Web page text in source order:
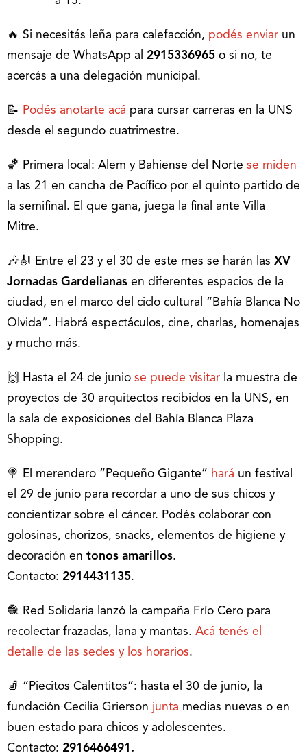
🔥 Si necesitás leña para calefacción, podés enviar un
mensaje de WhatsApp al 2915336965 o si no, te
acercás a una delegación municipal.
📝 Podés anotarte acá para cursar carreras en la UNS
desde el segundo cuatrimestre.
🏀 Primera local: Alem y Bahiense del Norte se miden
a las 21 en cancha de Pacífico por el quinto partido de
la semifinal. El que gana, juega la final ante Villa
Mitre.
🎶🎻 Entre el 23 y el 30 de este mes se harán las XV
Jornadas Gardelianas en diferentes espacios de la
ciudad, en el marco del ciclo cultural “Bahía Blanca No
Olvida”. Habrá espectáculos, cine, charlas, homenajes
y mucho más.
🙌 Hasta el 24 de junio se puede visitar la muestra de
proyectos de 30 arquitectos recibidos en la UNS, en
la sala de exposiciones del Bahía Blanca Plaza
Shopping.
🍭 El merendero “Pequeño Gigante” hará un festival
el 29 de junio para recordar a uno de sus chicos y
concientizar sobre el cáncer. Podés colaborar con
golosinas, chorizos, snacks, elementos de higiene y
decoración en tonos amarillos.
Contacto: 2914431135.
🧶 Red Solidaria lanzó la campaña Frío Cero para
recolectar frazadas, lana y mantas. Acá tenés el
detalle de las sedes y los horarios.
🧦 “Piecitos Calentitos”: hasta el 30 de junio, la
fundación Cecilia Grierson junta medias nuevas o en
buen estado para chicos y adolescentes.
Contacto: 2916466491.